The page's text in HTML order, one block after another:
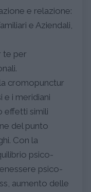
e relazione:
e Aziendali,
te per
cromopunctur
e i meridiani
effetti simili
del punto
Con la
psico-
psico-
aumento delle